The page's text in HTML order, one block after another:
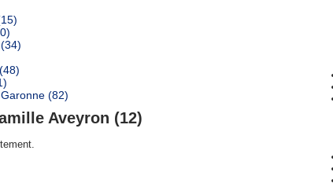
(82)
Aveyron (12)